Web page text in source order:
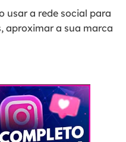
usar a rede social para
aproximar a sua marca